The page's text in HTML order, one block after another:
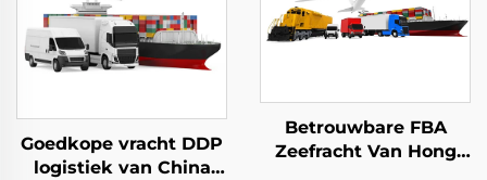
Goedkope vracht DDP
logistiek van China
Betrouwbare FBA
Zeefracht Van Hong